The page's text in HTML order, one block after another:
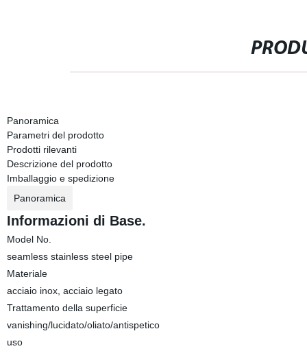
Panoramica
Parametri del prodotto
Prodotti rilevanti
Descrizione del prodotto
Imballaggio e spedizione
Panoramica
Informazioni di Base.
Model No.
seamless stainless steel pipe
Materiale
acciaio inox, acciaio legato
Trattamento della superficie
vanishing/lucidato/oliato/antispetico
uso